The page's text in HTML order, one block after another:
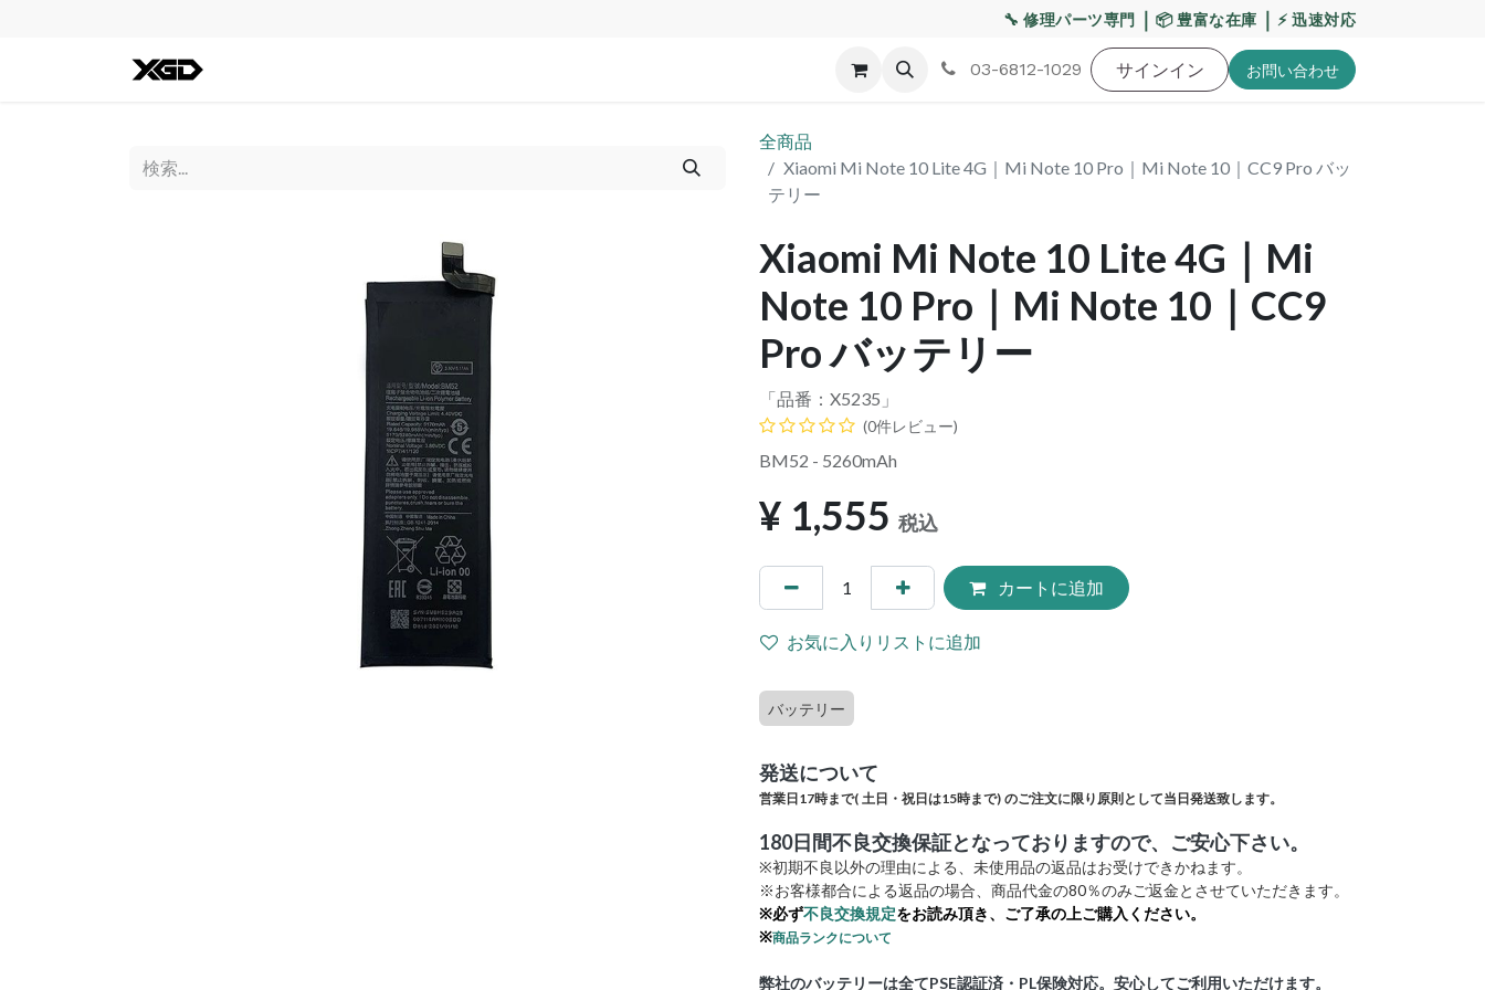
【重要】熊本地震・お盆期間の配送への影響について
🔧 修理パーツ専門 ｜ 📦 豊富な在庫 ｜ ⚡ 迅速対応
不良交換規定 ゲーム機 バッテリー 工具・備品 特価品 ポイントに関して
03-6812-1029 サインイン お問い​合わせ
全商品
Xiaomi Mi Note 10 Lite 4G｜Mi Note 10 Pro｜Mi Note 10｜CC9 Pro バッ
テリー
Xiaomi Mi Note 10 Lite 4G｜Mi
Note 10 Pro｜Mi Note 10｜CC9
Pro バッテリー
「品番： X5235 」
(0件レビュー)
BM52 - 5260mAh
¥ 1,555 税込
カートに追加
お気に入りリストに追加
バッテリー
発送について
営業日17時まで( 土日・祝日は15時まで) のご注文に限り原則として当日発送致します。
180日間不良交換保証となっておりますので、ご安心下さい。
※初期不良以外の理由による、未使用品の返品はお受けできかねます。
※お客様都合による返品の場合、商品代金の80％のみご返金とさせていただきます。
※必ず不良交換規定をお読み頂き、ご了承の上ご購入ください。
※商品ランクについて
弊社のバッテリーは全てPSE認証済・PL保険対応。安心してご利用いただけます。